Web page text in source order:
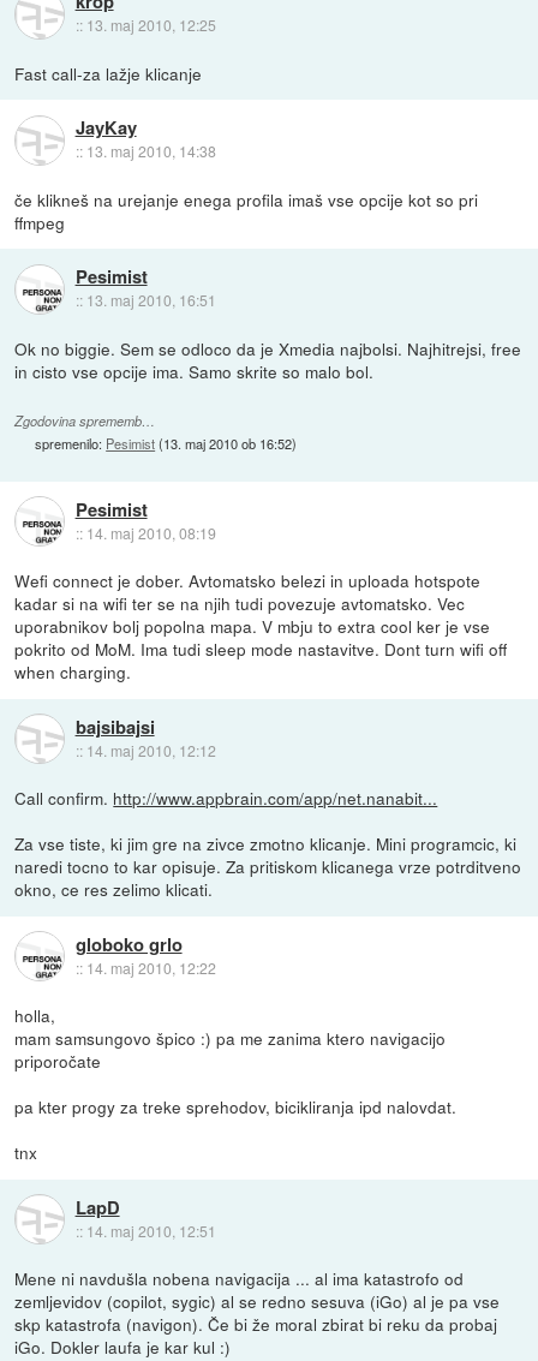
:: 13. maj 2010, 12:25
Fast call-za lažje klicanje
JayKay
:: 13. maj 2010, 14:38
če klikneš na urejanje enega profila imaš vse opcije kot so pri
ffmpeg
Pesimist
:: 13. maj 2010, 16:51
Ok no biggie. Sem se odloco da je Xmedia najbolsi. Najhitrejsi, free
in cisto vse opcije ima. Samo skrite so malo bol.
Zgodovina sprememb…
spremenilo: Pesimist(13. maj 2010 ob 16:52)
Pesimist
:: 14. maj 2010, 08:19
Wefi connect je dober. Avtomatsko belezi in uploada hotspote
kadar si na wifi ter se na njih tudi povezuje avtomatsko. Vec
uporabnikov bolj popolna mapa. V mbju to extra cool ker je vse
pokrito od MoM. Ima tudi sleep mode nastavitve. Dont turn wifi off
when charging.
bajsibajsi
:: 14. maj 2010, 12:12
Call confirm. http://www.appbrain.com/app/net.nanabit...
Za vse tiste, ki jim gre na zivce zmotno klicanje. Mini programcic, ki
naredi tocno to kar opisuje. Za pritiskom klicanega vrze potrditveno
okno, ce res zelimo klicati.
globoko grlo
:: 14. maj 2010, 12:22
holla,
mam samsungovo špico :) pa me zanima ktero navigacijo
priporočate
pa kter progy za treke sprehodov, bicikliranja ipd nalovdat.
tnx
LapD
:: 14. maj 2010, 12:51
Mene ni navdušla nobena navigacija ... al ima katastrofo od
zemljevidov (copilot, sygic) al se redno sesuva (iGo) al je pa vse
skp katastrofa (navigon). Če bi že moral zbirat bi reku da probaj
iGo. Dokler laufa je kar kul :)